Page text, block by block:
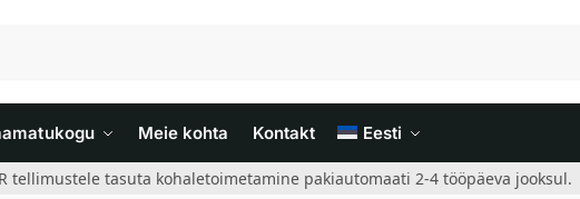
Meie kohta Kontakt Eesti
tellimustele tasuta kohaletoimetamine pakiautomaati 2-4 tööpäeva jooksul.